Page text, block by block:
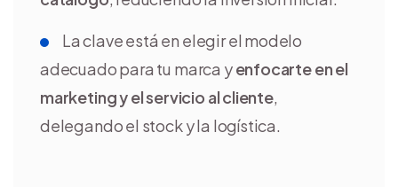
La clave está en elegir el modelo
adecuado para tu marca yenfocarte en el
marketing y el servicio al cliente,
delegando el stock y la logística.